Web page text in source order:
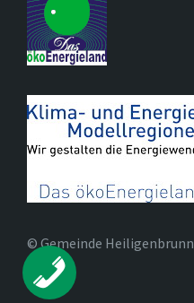
© Gemeinde Heiligenbrunn